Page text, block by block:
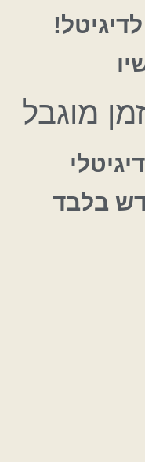
לדיגיטל!
יו
מוגבל
דיגיטלי
ש בלבד